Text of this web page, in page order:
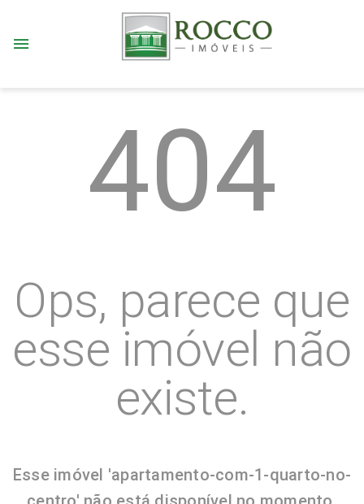
menu
404
Ops, parece que
esse imóvel não
existe.
Esse imóvel 'apartamento-com-1-quarto-no-